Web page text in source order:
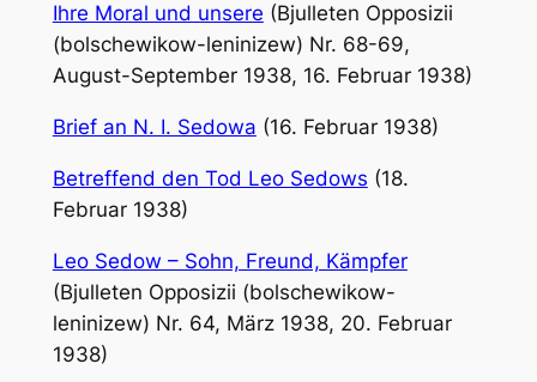
Ihre Moral und unsere (Bjulleten Opposizii
(bolschewikow-leninizew) Nr. 68-69,
August-September 1938, 16. Februar 1938)
Brief an N. I. Sedowa (16. Februar 1938)
Betreffend den Tod Leo Sedows (18.
Februar 1938)
Leo Sedow – Sohn, Freund, Kämpfer
(Bjulleten Opposizii (bolschewikow-
leninizew) Nr. 64, März 1938, 20. Februar
1938)